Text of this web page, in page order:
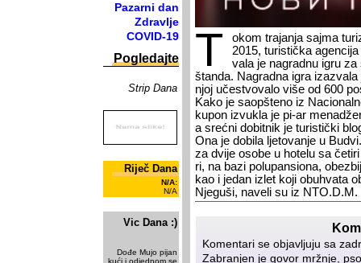
Pazarni dan
Zdravlje
COVID-19
Pogledajte
Strip Dana
Riječ Dana
N/A:
N/A
Vic Dana :)
Dođe Mujo pijan
kući i odjednom se
T
o­kom tra­ja­nja saj­ma
2015, tu­ri­stič­ka
va­la je na­grad­nu igru
štan­da. Na­grad­na igra
njoj uče­stvo­va­lo vi­še od 600
Ka­ko je sa­op­šte­no iz
ku­pon iz­vu­kla je pi-ar
a sreć­ni do­bit­nik je tu­ri­stič­ki
Ona je do­bi­la lje­to­va­nje u
za dvi­je oso­be u ho­te­lu sa
ri, na ba­zi po­lu­pan­si­o­na,
kao i je­dan iz­let ko­ji ob­u­hva­ta
Nje­gu­ši, na­ve­li su iz NTO.D.M.
Komentari se objavljuju sa
Zabranjen je govor mržnje,